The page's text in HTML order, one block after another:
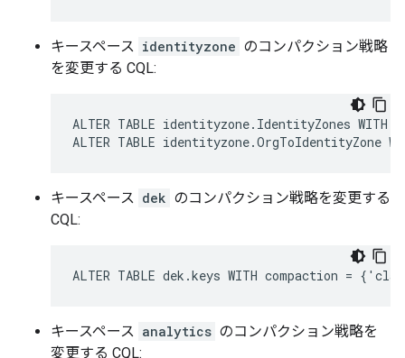
キースペース identityzone のコンパクション戦略
を変更する CQL:
ALTER TABLE identityzone.IdentityZones
ALTER TABLE
キースペース dek のコンパクション戦略を変更する
CQL:
ALTER TABLE dek.keys WITH compaction =
キースペース analytics のコンパクション戦略を
変更する CQL: